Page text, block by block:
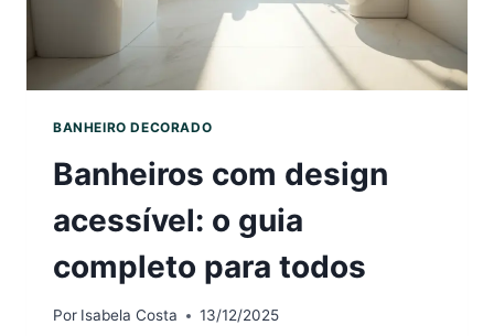
BANHEIRO DECORADO
Banheiros com design
acessível: o guia
completo para todos
Por Isabela Costa 13/12/2025